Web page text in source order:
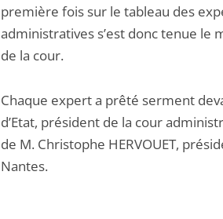
première fois sur le tableau des
administratives s’est donc tenue le
de la cour.
Chaque expert a prêté serment
d’Etat, président de la cour
de M. Christophe HERVOUET,
Nantes.